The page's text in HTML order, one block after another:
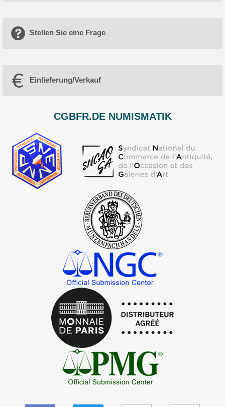
Stellen Sie eine Frage
Einlieferung/Verkauf
CGBFR.DE NUMISMATIK